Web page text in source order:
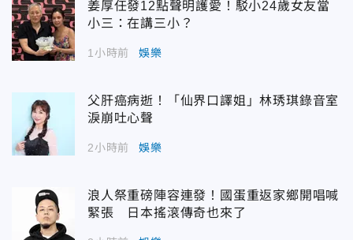
姜厚任發12點聲明護愛！駁小24歲女友當
小三：在講三小？
1小時前 娛樂
父肝癌病逝！「仙界口譯姐」林琇琪錄音室
淚崩吐心聲
2小時前 娛樂
浪人祭重磅陣容連發！國蛋重返家鄉開唱喊
緊張 日本搖滾傳奇也來了